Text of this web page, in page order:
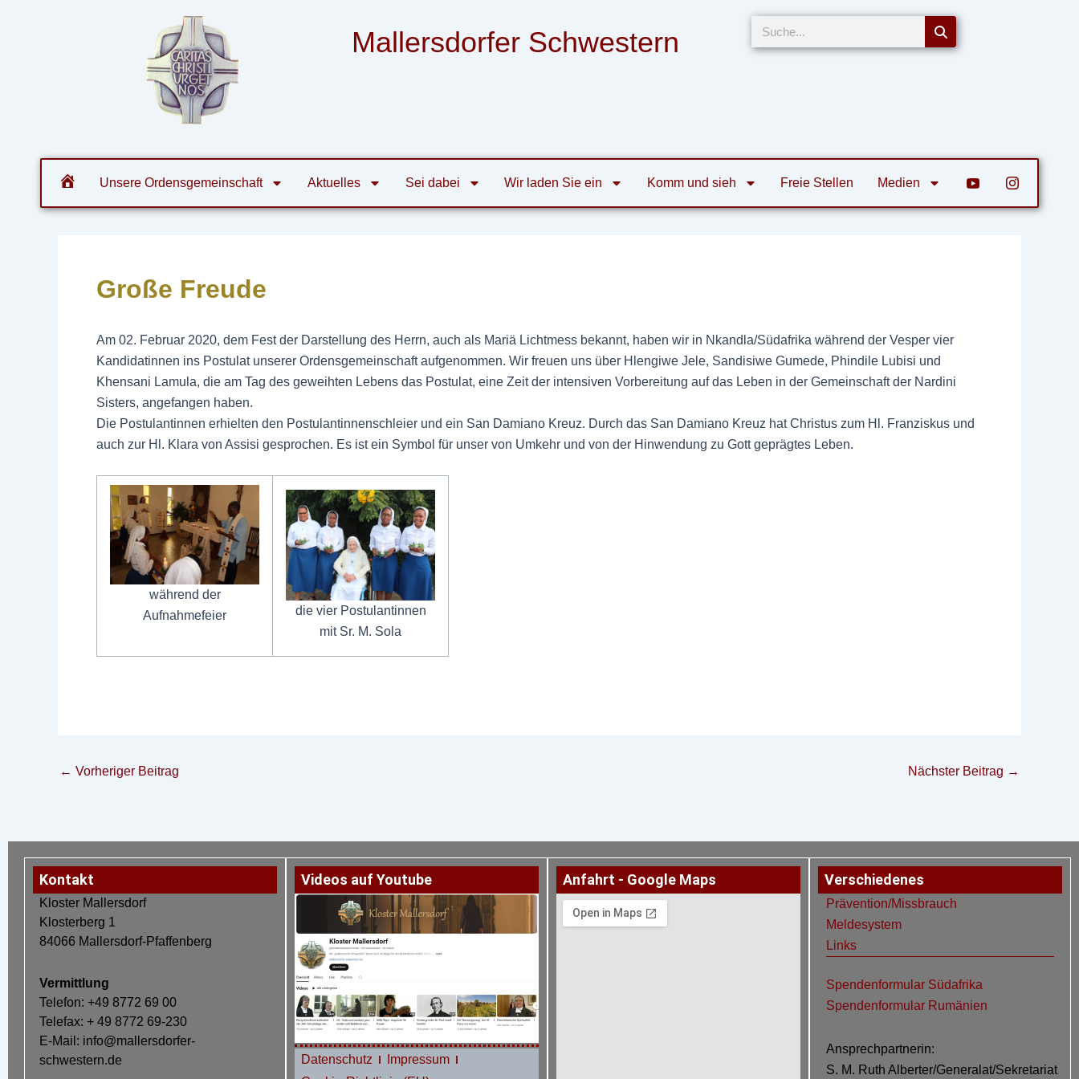
Mallersdorfer Schwestern
Suche
Unsere Ordensgemeinschaft Aktuelles Sei dabei Wir laden Sie ein Komm und sieh Freie Stellen Medien
Große Freude
Am 02. Februar 2020, dem Fest der Darstellung des Herrn, auch als Mariä Lichtmess bekannt, haben wir in Nkandla/Südafrika während der Vesper vier
Kandidatinnen ins Postulat unserer Ordensgemeinschaft aufgenommen. Wir freuen uns über Hlengiwe Jele, Sandisiwe Gumede, Phindile Lubisi und
Khensani Lamula, die am Tag des geweihten Lebens das Postulat, eine Zeit der intensiven Vorbereitung auf das Leben in der Gemeinschaft der Nardini
Sisters, angefangen haben.
Die Postulantinnen erhielten den Postulantinnenschleier und ein San Damiano Kreuz. Durch das San Damiano Kreuz hat Christus zum Hl. Franziskus und
auch zur Hl. Klara von Assisi gesprochen. Es ist ein Symbol für unser von Umkehr und von der Hinwendung zu Gott geprägtes Leben.
während der
Aufnahmefeier
die vier Postulantinnen
mit Sr. M. Sola
← Vorheriger Beitrag Nächster Beitrag →
Kontakt
Kloster Mallersdorf
Klosterberg 1
84066 Mallersdorf-Pfaffenberg
Vermittlung
Telefon: +49 8772 69 00
Telefax: + 49 8772 69-230
E-Mail: info@mallersdorfer-
schwestern.de
Videos auf Youtube
Datenschutz
Impressum
Anfahrt - Google Maps Verschiedenes
Prävention/Missbrauch
Meldesystem
Links
Spendenformular Südafrika
Spendenformular Rumänien
Ansprechpartnerin:
S. M. Ruth Alberter/Generalat/Sekretariat